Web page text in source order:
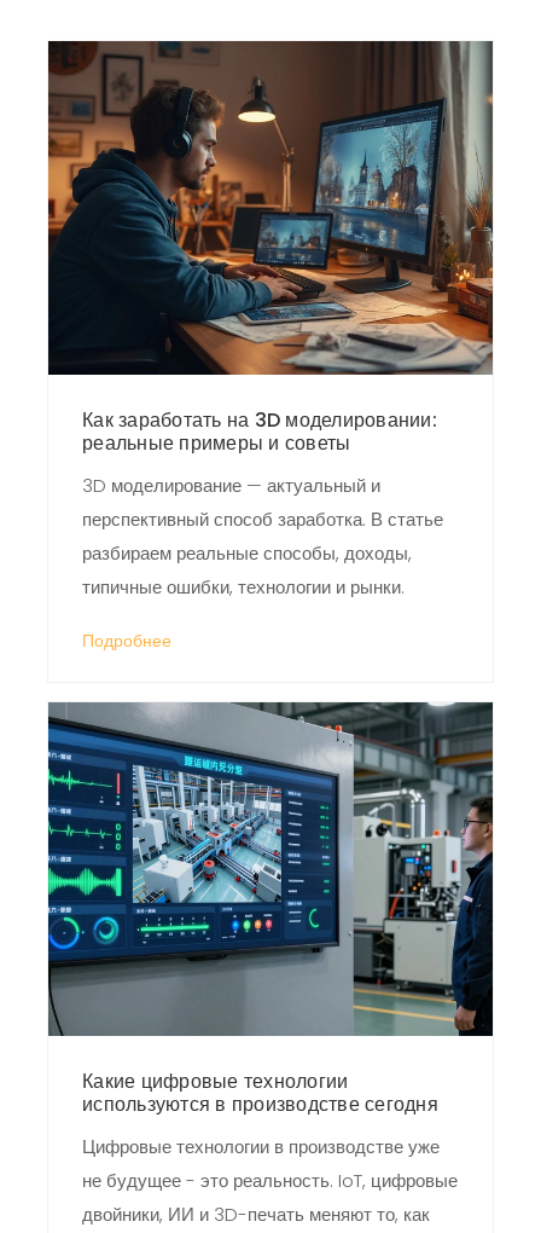
Как заработать на 3D моделировании:
реальные примеры и советы
3D моделирование — актуальный и
перспективный способ заработка. В статье
разбираем реальные способы, доходы,
типичные ошибки, технологии и рынки.
Подробнее
Какие цифровые технологии
используются в производстве сегодня
Цифровые технологии в производстве уже
не будущее - это реальность. IoT, цифровые
двойники, ИИ и 3D-печать меняют то, как